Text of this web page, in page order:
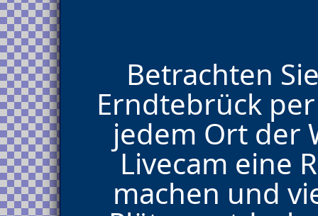
Betrachten
Erndtebrück
jedem Ort der
Livecam eine
machen und